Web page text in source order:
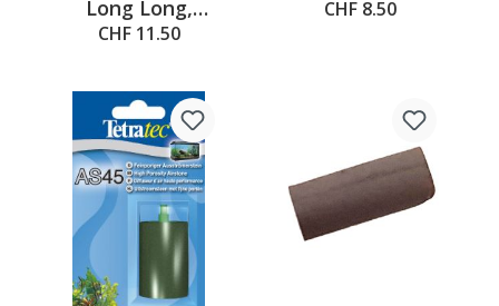
Long Long,
30x250mm
CHF 11.50
30x125mm
CHF 8.50